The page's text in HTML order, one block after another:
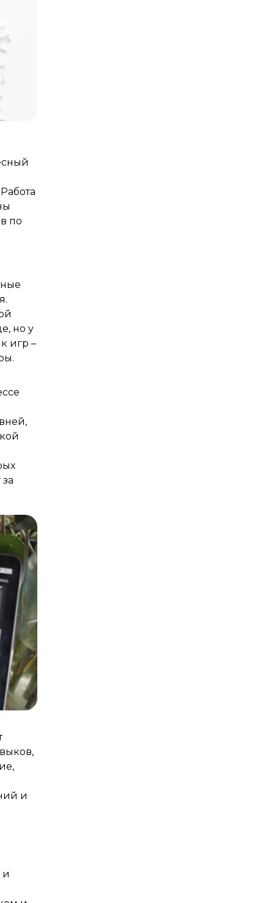
по
но у
игр –
и
и